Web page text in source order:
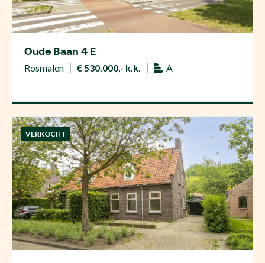
Oude Baan 4 E
Rosmalen € 530.000,- k.k. A
VERKOCHT